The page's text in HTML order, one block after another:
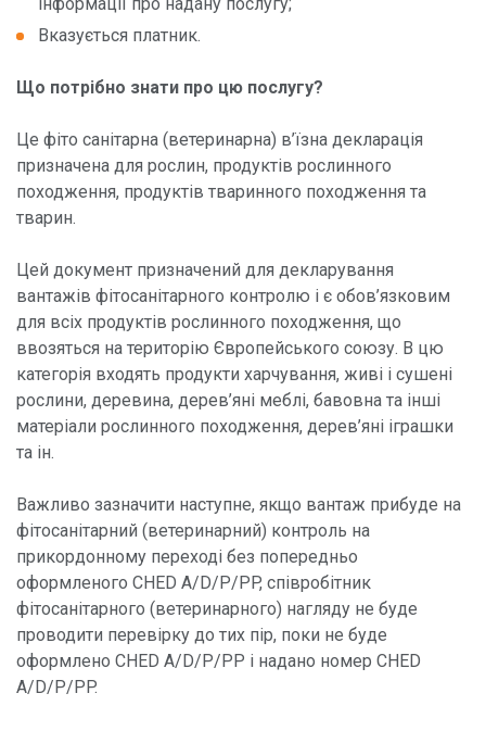
Вказується платник.
Що потрібно знати про цю послугу?
Це фіто санітарна (ветеринарна) в’їзна декларація
призначена для рослин, продуктів рослинного
походження, продуктів тваринного походження та
тварин.
Цей документ призначений для декларування
вантажів фітосанітарного контролю і є обов’язковим
для всіх продуктів рослинного походження, що
ввозяться на територію Європейського союзу. В цю
категорія входять продукти харчування, живі і сушені
рослини, деревина, дерев’яні меблі, бавовна та інші
матеріали рослинного походження, дерев’яні іграшки
та ін.
Важливо зазначити наступне, якщо вантаж прибуде на
фітосанітарний (ветеринарний) контроль на
прикордонному переході без попередньо
оформленого CHED A/D/P/PP, співробітник
фітосанітарного (ветеринарного) нагляду не буде
проводити перевірку до тих пір, поки не буде
оформлено CHED A/D/P/PP і надано номер CHED
A/D/P/PP.